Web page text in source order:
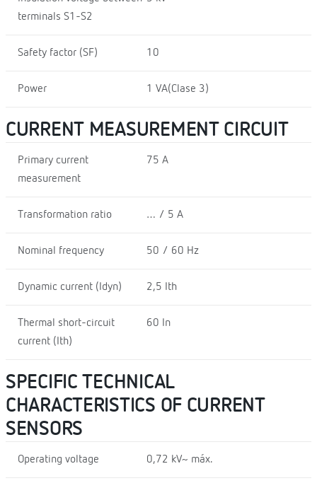
terminals S1-S2
Safety factor (SF) 10
Power 1 VA(Clase 3)
CURRENT MEASUREMENT CIRCUIT
Primary current
measurement
75 A
Transformation ratio … / 5 A
Nominal frequency 50 / 60 Hz
Dynamic current (Idyn) 2,5 Ith
Thermal short-circuit
current (Ith)
60 In
SPECIFIC TECHNICAL
CHARACTERISTICS OF CURRENT
SENSORS
Operating voltage 0,72 kV~ máx.